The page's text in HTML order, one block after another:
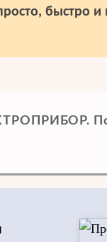
быстро и